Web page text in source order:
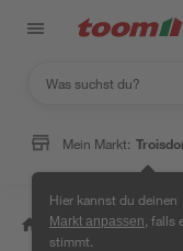
Mein Markt:
Hier kannst du deinen
Markt anpassen , falls
stimmt.
/ Bauen &